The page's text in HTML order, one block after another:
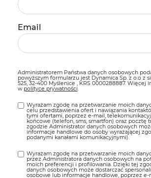
Email
Administratorem Państwa danych osobowych
powyższym formularzu jest Dynamica Sp. z o.o z
525, 32-400 Myślenice , KRS 0000288887. Więcej
w polityce prywatności.
Wyrażam zgodę na przetwarzanie moich
celu przedstawienia ofert i nawiązania
tymi ofertami, poprzez e-mail,
końcowe (telefon, sms, smartfon) oraz pocztę
zgodzie Administrator danych osobowych
informacje handlowe do osoby wyrażającej
podanymi kanałami komunikacyjnymi).
Wyrażam zgodę na przetwarzanie moich
przez Administratora danych osobowych na
moich preferencji i profilowania. Dzięki tej
danych osobowych może dostarczać
osobowe lub informacje handlowe, poprzez e-